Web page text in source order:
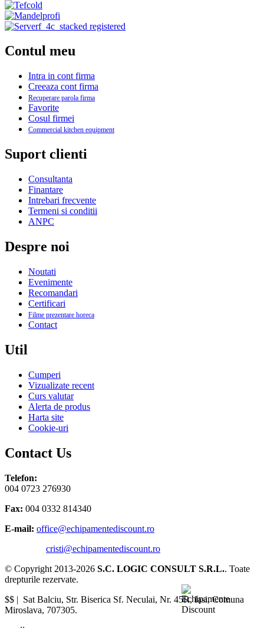
Contul meu
Intra in cont firma
Creeaza cont firma
Recuperare parola firma
Favorite
Cosul firmei
Commercial kitchen equipment
Suport clienti
Consultanta
Finantare
Intrebari frecvente
Termeni si conditii
ANPC
Despre noi
Noutati
Evenimente
Recomandari
Certificari
Filme prezentare horeca
Contact
Util
Cumperi
Vizualizate recent
Curs valutar
Alerta de produs
Harta site
Cookie-uri
Contact Us
Telefon:
004 0723 276930
Fax: 004 0332 814340
E-mail: office@echipamentediscount.ro
cristi@echipamentediscount.ro
© Copyright 2013-2026 S.C. LOGIC CONSULT S.R.L.. Toate
drepturile rezervate.
$$ | Sat Balciu, Str. Biserica Sf. Neculai, Nr. 45R,Iasi,Comuna
Miroslava, 707305.